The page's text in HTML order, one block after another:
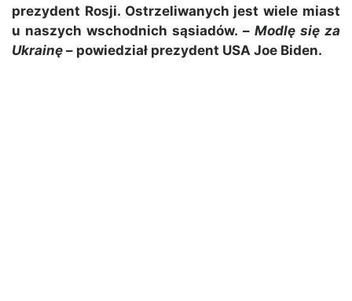
prezydent Rosji. Ostrzeliwanych jest wiele miast
u naszych wschodnich sąsiadów. – Modlę się za
Ukrainę – powiedział prezydent USA Joe Biden.